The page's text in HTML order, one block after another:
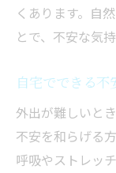
くあります。自
とで、不安な気
自宅でできる
外出が難しいと
不安を和らげる
呼吸やストレッ